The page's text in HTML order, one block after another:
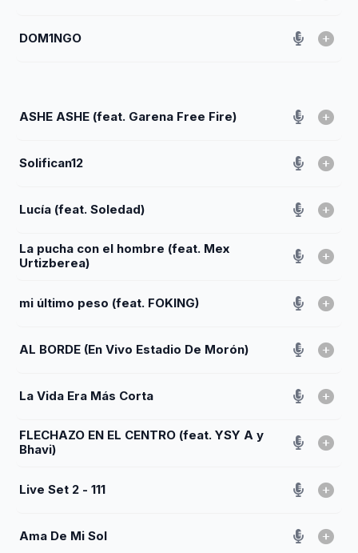
DOM1NGO
ASHE ASHE (feat. Garena Free Fire)
Solifican12
Lucía (feat. Soledad)
La pucha con el hombre (feat. Mex
Urtizberea)
mi último peso (feat. FOKING)
AL BORDE (En Vivo Estadio De Morón)
La Vida Era Más Corta
FLECHAZO EN EL CENTRO (feat. YSY A y
Bhavi)
Live Set 2 - 111
Ama De Mi Sol